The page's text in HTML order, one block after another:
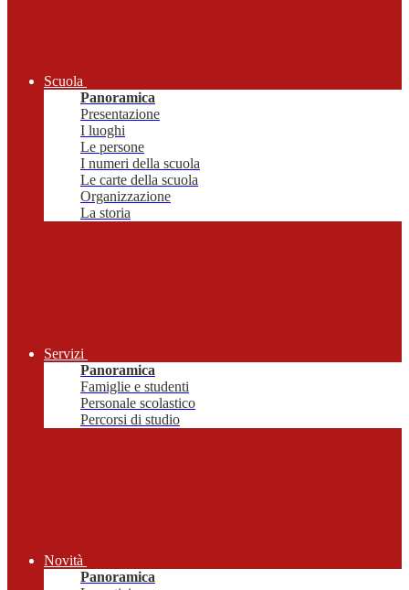
Scuola
Panoramica
Presentazione
I luoghi
Le persone
I numeri della scuola
Le carte della scuola
Organizzazione
La storia
Servizi
Panoramica
Famiglie e studenti
Personale scolastico
Percorsi di studio
Novità
Panoramica